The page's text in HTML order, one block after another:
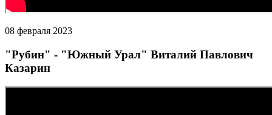
08 февраля 2023
"Рубин" - "Южный Урал" Виталий Павлович
Казарин